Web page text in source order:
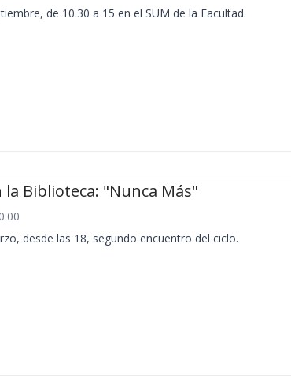
de 10.30 a 15 en el SUM de la Facultad.
la Biblioteca: "Nunca Más"
desde las 18, segundo encuentro del ciclo.